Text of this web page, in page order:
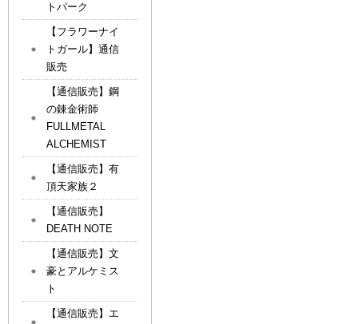
トパーク
【フラワーナイ
トガール】通信
販売
【通信販売】鋼
の錬金術師
FULLMETAL
ALCHEMIST
【通信販売】有
頂天家族２
【通信販売】
DEATH NOTE
【通信販売】文
豪とアルケミス
ト
【通信販売】エ